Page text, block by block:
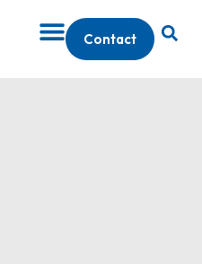
Contact